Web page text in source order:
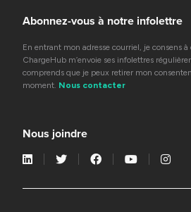
Abonnez-vous à notre infolettre
En entrant mon adresse courriel, je consens à
ChargeHub m’envoie ses infolettres
comprends que je peux retirer mon
moment. Nous contacter
Nous joindre